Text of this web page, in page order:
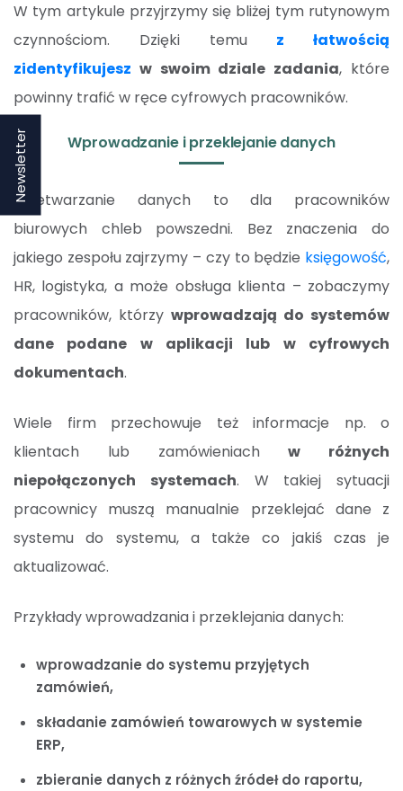
W tym artykule przyjrzymy się bliżej tym rutynowym
czynnościom. Dzięki temu z łatwością
zidentyfikujesz w swoim dziale zadania, które
powinny trafić w ręce cyfrowych pracowników.
Wprowadzanie i przeklejanie danych
Przetwarzanie danych to dla pracowników
biurowych chleb powszedni. Bez znaczenia do
jakiego zespołu zajrzymy – czy to będzie księgowość,
HR, logistyka, a może obsługa klienta – zobaczymy
pracowników, którzy wprowadzają do systemów
dane podane w aplikacji lub w cyfrowych
dokumentach.
Wiele firm przechowuje też informacje np. o
klientach lub zamówieniachw różnych
niepołączonych systemach. W takiej sytuacji
pracownicy muszą manualnie przeklejać dane z
systemu do systemu, a także co jakiś czas je
aktualizować.
Przykłady wprowadzania i przeklejania danych:
wprowadzanie do systemu przyjętych
zamówień,
składanie zamówień towarowych w systemie
ERP,
zbieranie danych z różnych źródeł do raportu,
Newsletter